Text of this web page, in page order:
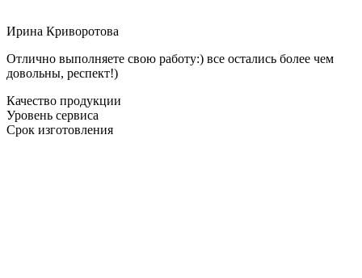
Ирина Криворотова
Отлично выполняете свою работу:) все остались более чем
довольны, респект!)
Качество продукции
Уровень сервиса
Срок изготовления